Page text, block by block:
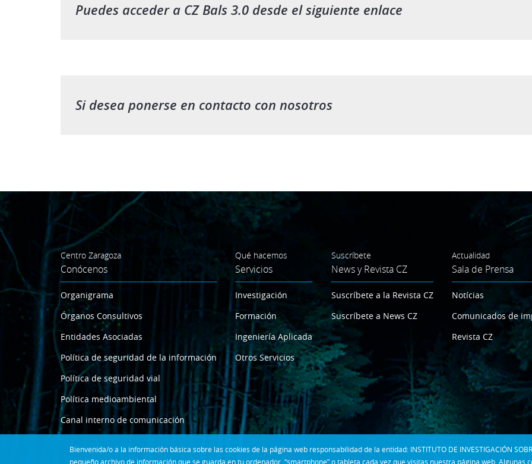
Bienvenida/o a la información básica sobre las cookies de la página web responsabilidad de la entidad: INSTITUTO DE INVESTIGACIÓN
pequeño archivo de información que se guarda en tu ordenador, “smartphone” o tableta cada vez que visitas nuestra página web.
Puedes acceder a CZ Bals 3.0 desde el siguiente enlace
Si desea ponerse en contacto con nosotros
Centro Zaragoza
Conócenos
Organigrama
Órganos Consultivos
Entidades Asociadas
Política de seguridad de la información
Política de seguridad vial
Política medioambiental
Canal interno de comunicación
Qué hacemos
Servicios
Investigación
Formación
Ingeniería Aplicada
Otros Servicios
Suscríbete
News y Revista CZ
Suscríbete a la Revista CZ
Suscríbete a News CZ
Actualidad
Sala de Prensa
Notícias
Comunicados de
Revista CZ